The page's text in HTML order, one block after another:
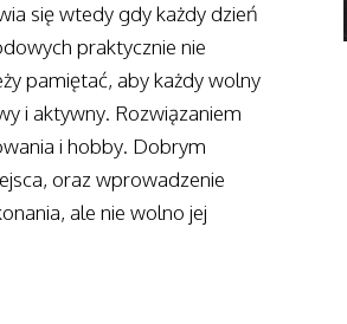
się wtedy gdy każdy dzień
praktycznie nie
pamiętać, aby każdy wolny
i aktywny. Rozwiązaniem
i hobby. Dobrym
oraz wprowadzenie
ale nie wolno jej